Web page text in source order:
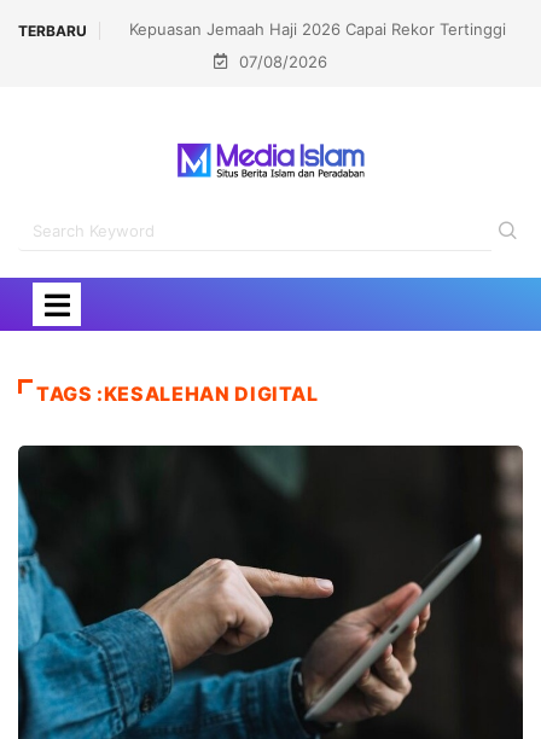
TERBARU
Kepuasan Jemaah Haji 2026 Capai Rekor Tertinggi
91,45 Persen
07/08/2026
TAGS :KESALEHAN DIGITAL